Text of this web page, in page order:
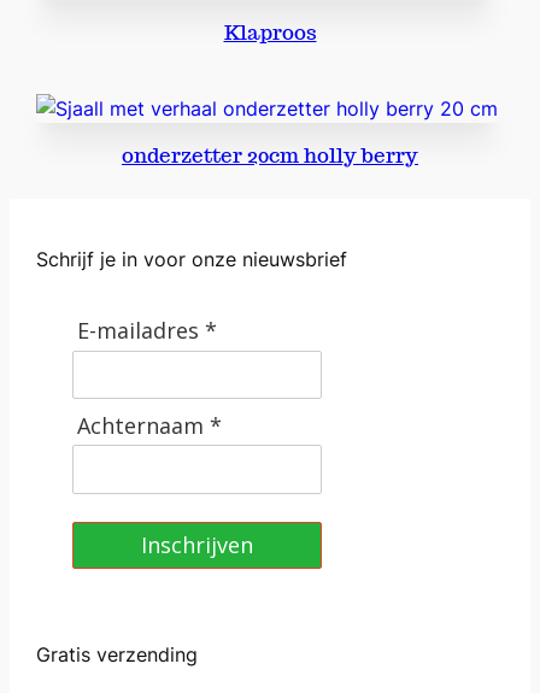
Klaproos
onderzetter 20cm holly berry
Schrijf je in voor onze nieuwsbrief
E-mailadres *
Achternaam *
Inschrijven
Gratis verzending